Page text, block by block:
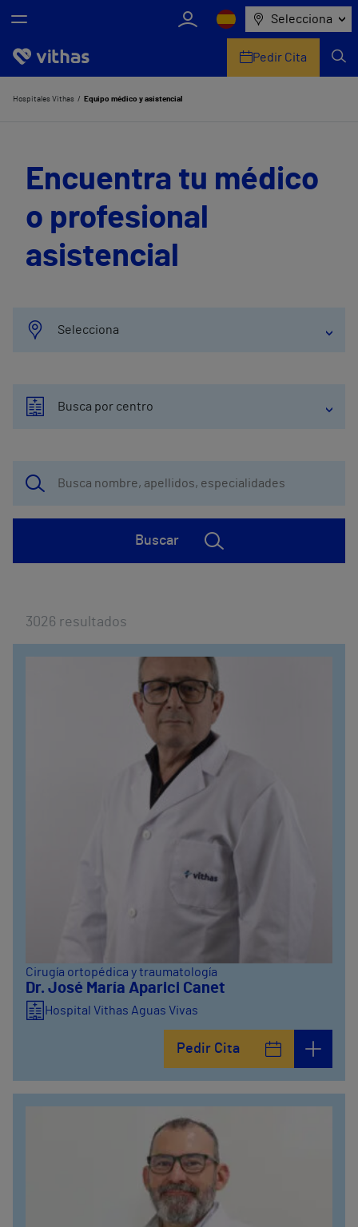
Selecciona
Nosotros
Servicios de salud
Equipo médico y asistencial
Información útil
Pedir Cita
Hospitales Vithas Equipo médico y asistencial
Encuentra tu médico
o profesional
asistencial
Selecciona
Busca por centro
Buscar
3026 resultados
Cirugía ortopédica y traumatología
Dr. José María Aparici Canet
Hospital Vithas Aguas Vivas
Pedir Cita